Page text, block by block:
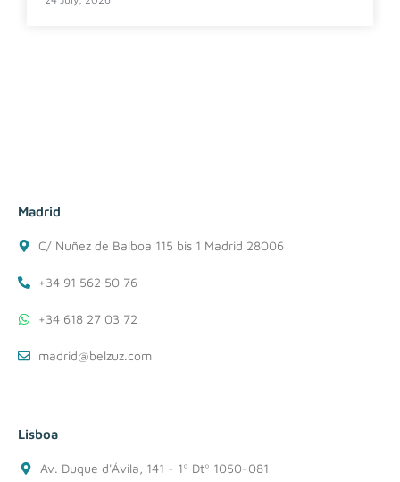
Madrid
C/ Nuñez de Balboa 115 bis 1 Madrid 28006
+34 91 562 50 76
+34 618 27 03 72
madrid@belzuz.com
Lisboa
Av. Duque d'Ávila, 141 - 1º Dtº 1050-081